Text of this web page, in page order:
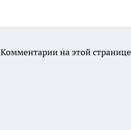
Комментарии на этой